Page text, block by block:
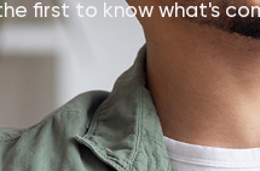
first to know what's